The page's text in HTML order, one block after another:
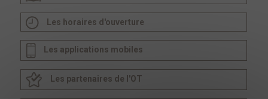
Les horaires d'ouverture
Les applications mobiles
Les partenaires de l'OT